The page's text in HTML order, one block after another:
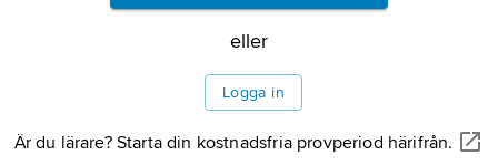
eller
Logga in
Är du lärare? Starta din kostnadsfria provperiod härifrån.